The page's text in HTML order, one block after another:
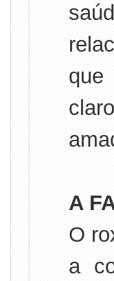
que
A
O
a